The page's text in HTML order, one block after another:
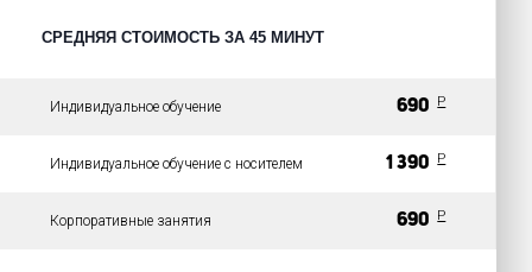
СРЕДНЯЯ СТОИМОСТЬ ЗА 45 МИНУТ
Индивидуальное обучение 690 P
Индивидуальное обучение с носителем 1 390 P
Корпоративные занятия 690 P